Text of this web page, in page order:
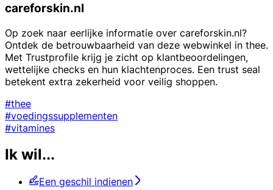
careforskin.nl
Op zoek naar eerlijke informatie over careforskin.nl?
Ontdek de betrouwbaarheid van deze webwinkel in thee.
Met Trustprofile krijg je zicht op klantbeoordelingen,
wettelijke checks en hun klachtenproces. Een trust seal
betekent extra zekerheid voor veilig shoppen.
#thee
#voedingssupplementen
#vitamines
Ik wil...
Een geschil indienen